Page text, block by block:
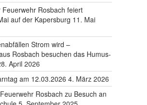
Rosbach feiert
auf der Kapersburg 11. Mai
Strom wird –
Rosbach besuchen das Humus-
April 2026
am 12.03.2026 4. März 2026
Rosbach zu Besuch an